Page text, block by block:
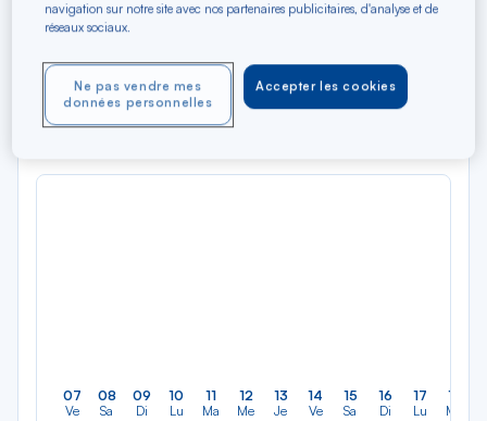
Précédent
AOÛ 2026
N/A*
Aller / Retour — Économique
07
Ve
08
Sa
09
Di
10
Lu
11
Ma
12
Me
13
Je
14
Ve
15
Sa
16
Di
17
Lu
18
Ma
navigation sur notre site avec nos partenaires publicitaires, d'analyse et de
réseaux sociaux.
Accepter les cookies
Ne pas vendre mes
données personnelles